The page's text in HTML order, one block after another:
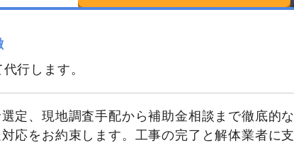
行します。
定、現地調査手配から補助金相談まで徹底的な
応をお約束します。工事の完了と解体業者に支